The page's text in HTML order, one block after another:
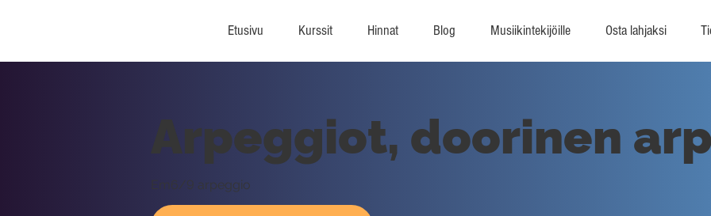
Etusivu Kurssit Hinnat Blog Musiikintekijöille Osta lahjaksi
Arpeggiot, doorinen
Em6/9 arpeggio